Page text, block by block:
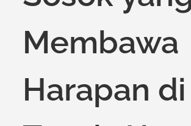
Membawa
Harapan di